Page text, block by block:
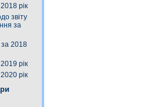
рік
звіту
за
за 2018
рік
рік